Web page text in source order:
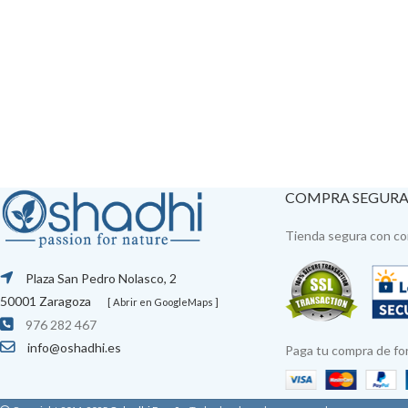
Plaza San Pedro Nolasco, 2
50001 Zaragoza
[ Abrir en GoogleMaps ]
976 282 467
info@oshadhi.es
COMPRA SEGURA
Tienda segura con
Paga tu compra de